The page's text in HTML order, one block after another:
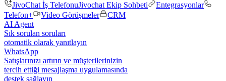
JivoChat İş TelefonuJivochat Ekip Sohbeti
Entegrasyonlar
Telefon+
Video Görüşmeler
CRM
AI Agent
Sık sorulan soruları
otomatik olarak yanıtlayın
WhatsApp
Satışlarınızı artırın ve müşterilerinizin
tercih ettiği mesajlaşma uygulamasında
destek sağlayın